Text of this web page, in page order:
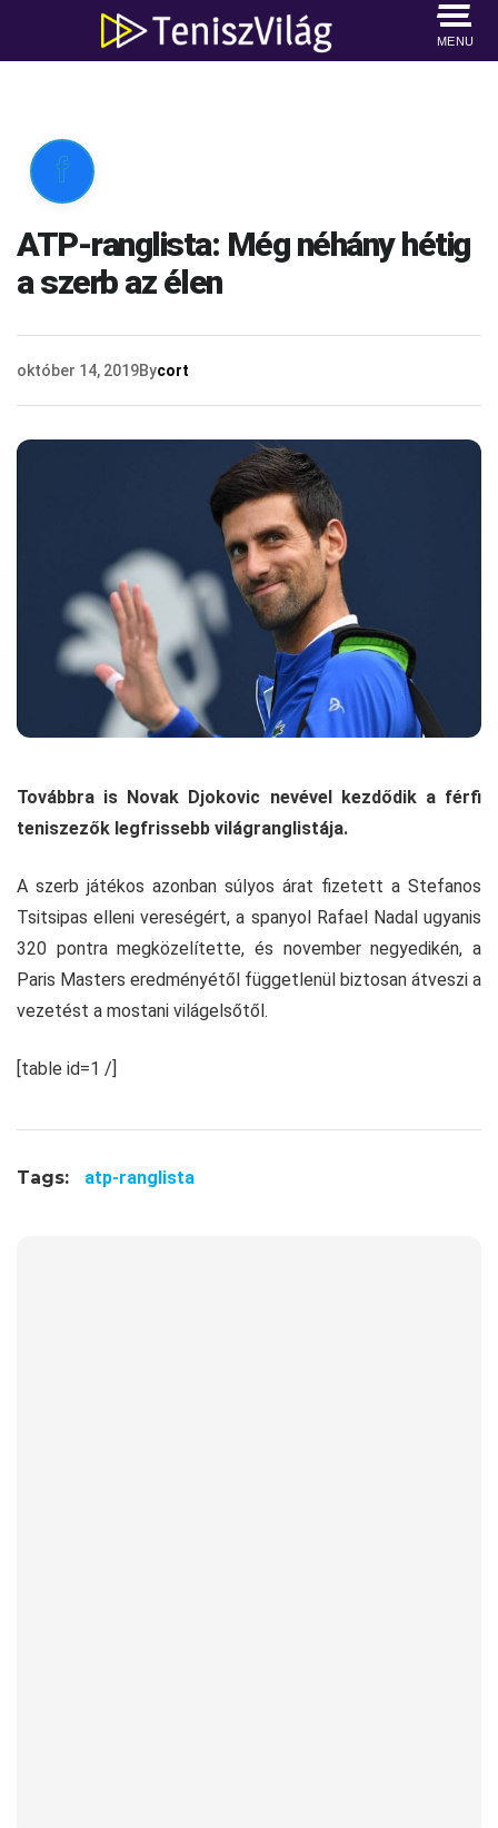
MENU

ATP-ranglista: Még néhány hétig
a szerb az élen
október 14, 2019Bycort
Továbbra is Novak Djokovic nevével kezdődik a férfi
teniszezők legfrissebb világranglistája.
A szerb játékos azonban súlyos árat fizetett a Stefanos
Tsitsipas elleni vereségért, a spanyol Rafael Nadal ugyanis
320 pontra megközelítette, és november negyedikén, a
Paris Masters eredményétől függetlenül biztosan átveszi a
vezetést a mostani világelsőtől.
[table id=1 /]
Tags: atp-ranglista